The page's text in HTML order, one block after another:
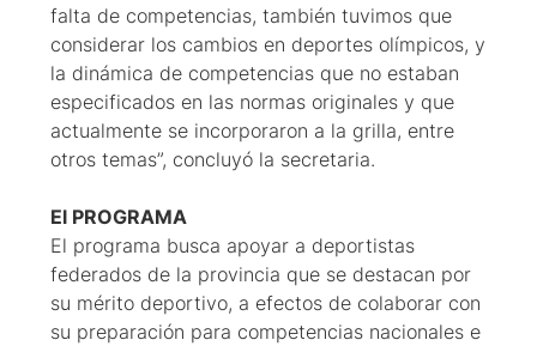
falta de competencias, también tuvimos que
considerar los cambios en deportes olímpicos, y
la dinámica de competencias que no estaban
especificados en las normas originales y que
actualmente se incorporaron a la grilla, entre
otros temas”, concluyó la secretaria.
El PROGRAMA
El programa busca apoyar a deportistas
federados de la provincia que se destacan por
su mérito deportivo, a efectos de colaborar con
su preparación para competencias nacionales e